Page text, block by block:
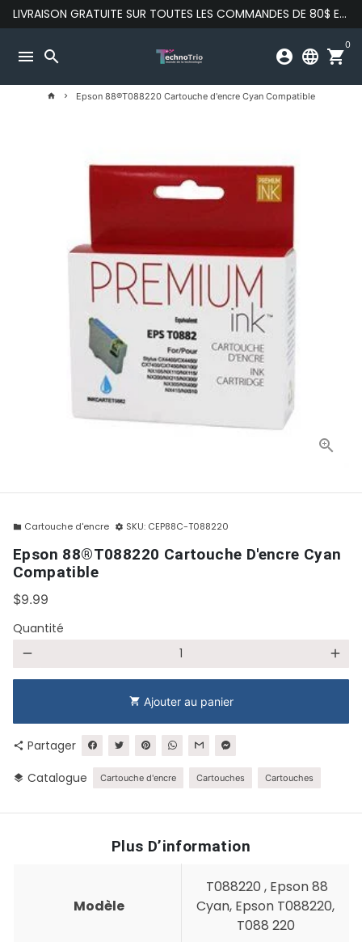
Passer
au
LIVRAISON GRATUITE SUR TOUTES LES COMMANDES DE 80$ ET PLUS
menu search account_circle language shopping_cart
0
home keyboard_arrow_right Epson 88®T088220 Cartouche d'encre Cyan Compatible
folder Cartouche d'encre settings SKU: CEP88C-T088220
Epson 88®T088220 Cartouche D'encre Cyan
Compatible
$9.99
Quantité
remove add
shopping_cart Ajouter au panier
share Partager
layers Catalogue Cartouche d'encre Cartouches Cartouches
Plus D’information
Modèle
T088220 , Epson 88
Cyan, Epson T088220,
T088 220